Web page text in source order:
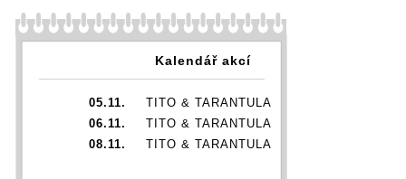
Kalendář akcí
05.11.
TITO & TARANTULA
06.11.
TITO & TARANTULA
08.11.
TITO & TARANTULA